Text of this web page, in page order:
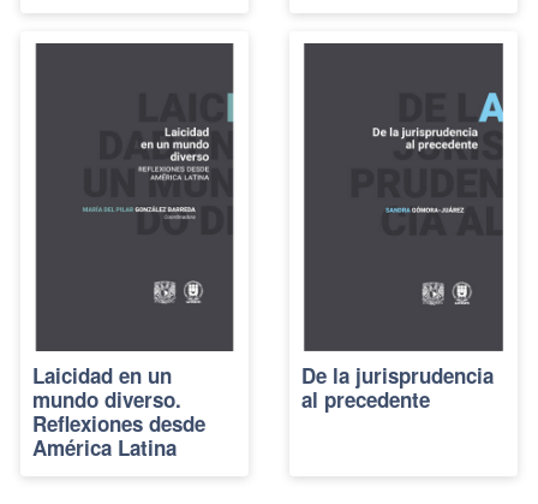
Laicidad en un
mundo diverso.
Reflexiones desde
América Latina
De la jurisprudencia
al precedente